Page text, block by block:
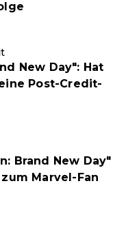
New Day": Hat
Post-Credit-
Brand New Day"
Marvel-Fan